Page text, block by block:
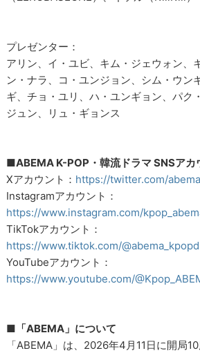
プレゼンター：
アリン、イ・ユビ、キム・ジェウォン、
ン・ナラ、コ・ユンジョン、シム・ウン
ギ、チョ・ユリ、ハ・ユンギョン、パク
ジュン、リュ・ギョンス
■ABEMA K-POP・韓流ドラマ SNSアカ
Xアカウント： https://twitter.com/
Instagramアカウント：
https://www.instagram.com/
TikTokアカウント：
https://www.tiktok.com/
YouTubeアカウント：
https://www.youtube.com/
■「ABEMA」について
「ABEMA」は、2026年4月11日に開局